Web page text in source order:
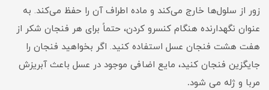
زور از سلول‌ها خارج می‌کند و ماده اطراف آن را حفظ می‌کند. به
عنوان نگهدارنده هنگام کنسرو کردن، حتماً برای هر فنجان شکر از
هفت هشت فنجان عسل استفاده کنید. اگر بخواهید فنجان را
جایگزین فنجان کنید، مایع اضافی موجود در عسل باعث آبریزش
مربا و ژله می شود.